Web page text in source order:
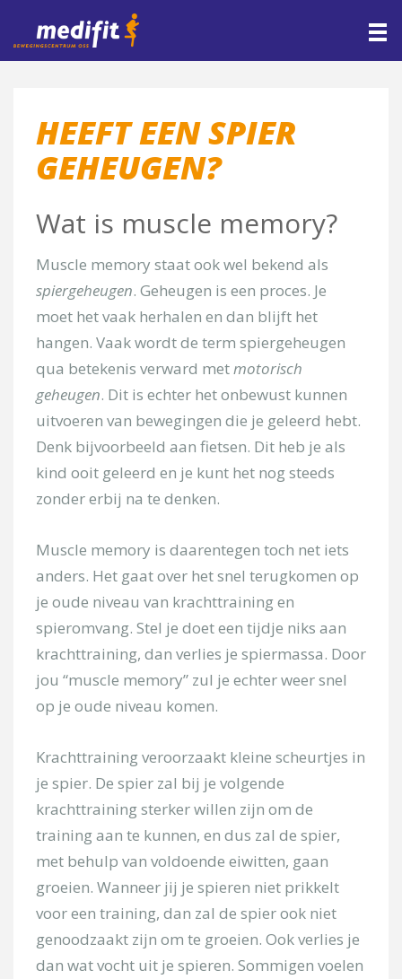
CONTACT
Naam*
Telefoon
Met welke afdeling wilt u contact opnemen*
[group groep-fysiotherapie]
Onderwerp
Kies uw locatie
Omschrijf kort uw pijnklacht
[/group]
[group groep-fitness]
Onderwerp
Kies uw locatie
Uw bericht
Home > Blog >
HEEFT EEN SPIER
GEHEUGEN?
Wat is muscle memory?
Muscle memory staat ook wel bekend als
spiergeheugen. Geheugen is een proces. Je
moet het vaak herhalen en dan blijft het
hangen. Vaak wordt de term spiergeheugen
qua betekenis verward metmotorisch
geheugen. Dit is echter het onbewust kunnen
uitvoeren van bewegingen die je geleerd hebt.
Denk bijvoorbeeld aan fietsen. Dit heb je als
kind ooit geleerd en je kunt het nog steeds
zonder erbij na te denken.
Muscle memory is daarentegen toch net iets
anders. Het gaat over het snel terugkomen op
je oude niveau van krachttraining en
spieromvang. Stel je doet een tijdje niks aan
krachttraining, dan verlies je spiermassa. Door
jou “muscle memory” zul je echter weer snel
op je oude niveau komen.
Krachttraining veroorzaakt kleine scheurtjes in
je spier. De spier zal bij je volgende
krachttraining sterker willen zijn om de
training aan te kunnen, en dus zal de spier,
met behulp van voldoende eiwitten, gaan
groeien. Wanneer jij je spieren niet prikkelt
voor een training, dan zal de spier ook niet
genoodzaakt zijn om te groeien. Ook verlies je
dan wat vocht uit je spieren. Sommigen voelen